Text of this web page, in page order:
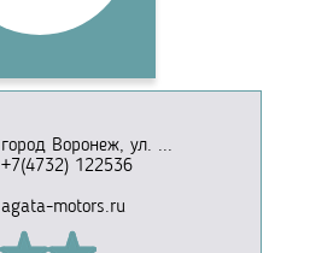
город Воронеж, ул. ...
+7(4732) 122536
agata-motors.ru